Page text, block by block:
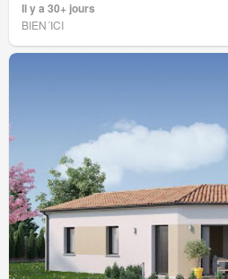
Il y a 30+ jours
BIEN´ICI